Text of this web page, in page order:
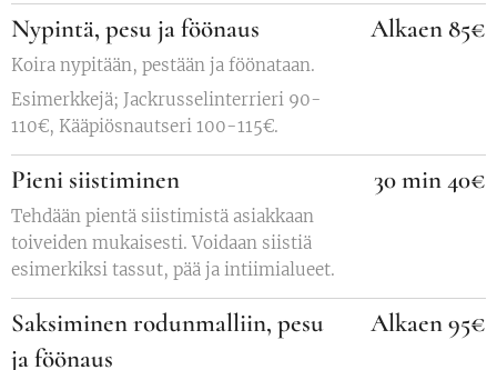
Nypintä, pesu ja föönaus
Koira nypitään, pestään ja föönataan.
Esimerkkejä; Jackrusselinterrieri 90-
110€, Kääpiösnautseri 100-115€.
Alkaen 85€
Pieni siistiminen
Tehdään pientä siistimistä asiakkaan
toiveiden mukaisesti. Voidaan siistiä
esimerkiksi tassut, pää ja intiimialueet.
30 min 40€
Saksiminen rodunmalliin, pesu
ja föönaus
Alkaen 95€